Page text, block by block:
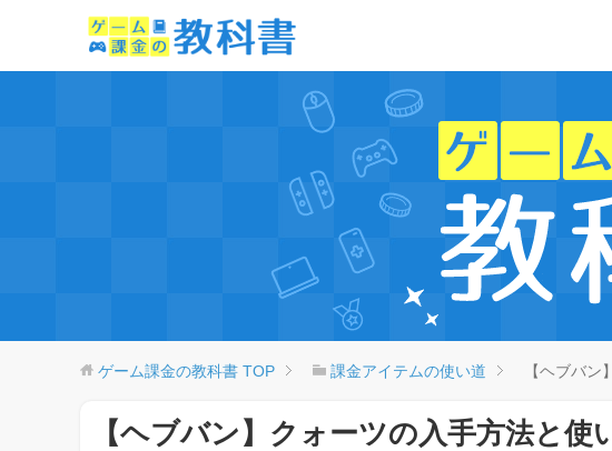
ゲーム課金の教科書 TOP 課金アイテムの使い道 【ヘブバ
【ヘブバン】クォーツの入手方法と